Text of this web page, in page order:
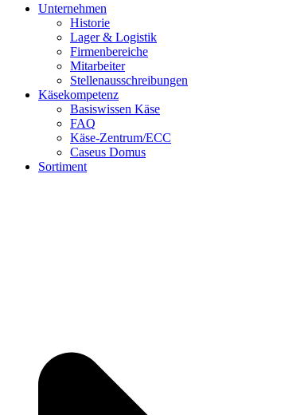
Unternehmen
Historie
Lager & Logistik
Firmenbereiche
Mitarbeiter
Stellenausschreibungen
Käsekompetenz
Basiswissen Käse
FAQ
Käse-Zentrum/ECC
Caseus Domus
Sortiment